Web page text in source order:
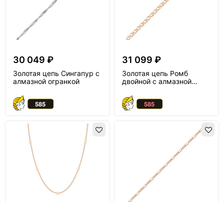
30 049 ₽
Золотая цепь Сингапур с
алмазной огранкой
31 099 ₽
Золотая цепь Ромб
двойной с алмазной